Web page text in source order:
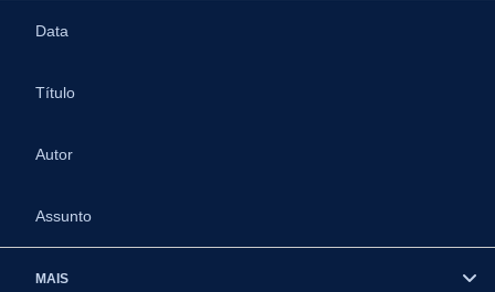
Data
Título
Autor
Assunto
MAIS